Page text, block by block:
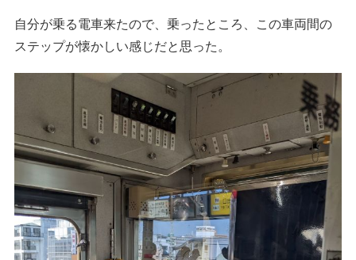
自分が乗る電車来たので、乗ったところ、この車両間の
ステップが懐かしい感じだと思った。